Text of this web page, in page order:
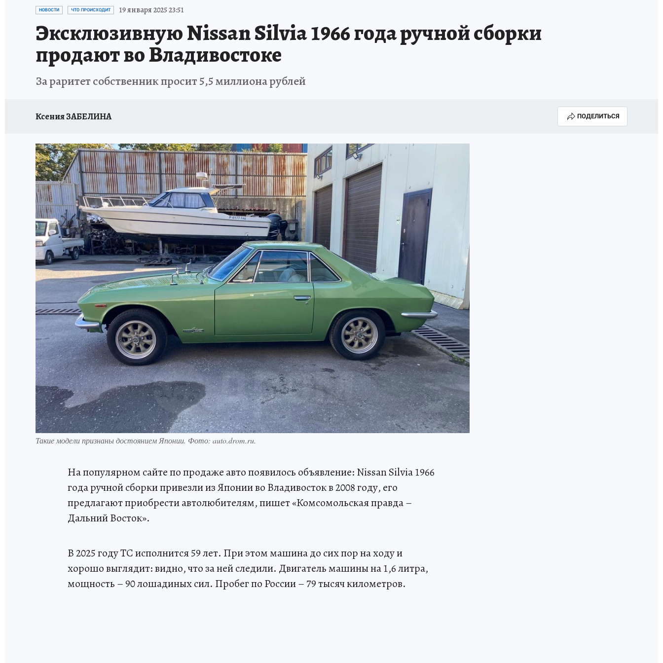
ДЕНЬ ПОБЕДЫ ВО ВЛАДИВОСТОКЕ 2026
АНТИРАК СТРАНИЦЫ ИСТОРИИ ДАЛЬНЕГО ВОСТОКА АФИША МОЙ ЛЮБИМЫЙ УЧИТЕЛЬ – 2024 ИСПЫТАНО НА СЕБЕ
НОВОСТИ ЧТО ПРОИСХОДИТ 19 января 2025 23:51
Эксклюзивную Nissan Silvia 1966 года ручной сборки
продают во Владивостоке
За раритет собственник просит 5,5 миллиона рублей
Ксения ЗАБЕЛИНА ПОДЕЛИТЬСЯ
Такие модели признаны достоянием Японии. Фото: auto.drom.ru.
На популярном сайте по продаже авто появилось объявление: Nissan Silvia 1966
года ручной сборки привезли из Японии во Владивосток в 2008 году, его
предлагают приобрести автолюбителям, пишет «Комсомольская правда –
Дальний Восток».
В 2025 году ТС исполнится 59 лет. При этом машина до сих пор на ходу и
хорошо выглядит: видно, что за ней следили. Двигатель машины на 1,6 литра,
мощность – 90 лошадиных сил. Пробег по России – 79 тысяч километров.